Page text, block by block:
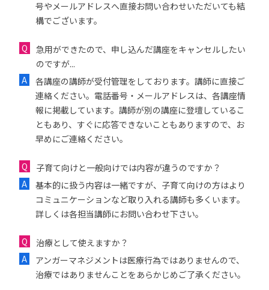
号やメールアドレスへ直接お問い合わせいただいても結
構でございます。
急用ができたので、申し込んだ講座をキャンセルしたい
のですが...
各講座の講師が受付管理をしております。講師に直接ご
連絡ください。電話番号・メールアドレスは、各講座情
報に掲載しています。講師が別の講座に登壇しているこ
ともあり、すぐに応答できないこともありますので、お
早めにご連絡ください。
子育て向けと一般向けでは内容が違うのですか？
基本的に扱う内容は一緒ですが、子育て向けの方はより
コミュニケーションなど取り入れる講師も多くいます。
詳しくは各担当講師にお問い合わせ下さい。
治療として使えますか？
アンガーマネジメントは医療行為ではありませんので、
治療ではありませんことをあらかじめご了承ください。